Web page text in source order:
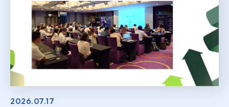
e-SOFT
ARMIS
2026.07.17